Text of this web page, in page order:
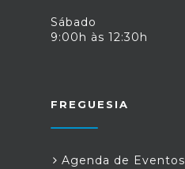
Sábado
9:00h às 12:30h
FREGUESIA
Agenda de Eventos